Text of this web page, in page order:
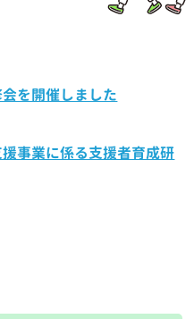
を開催しました
事業に係る支援者育成研